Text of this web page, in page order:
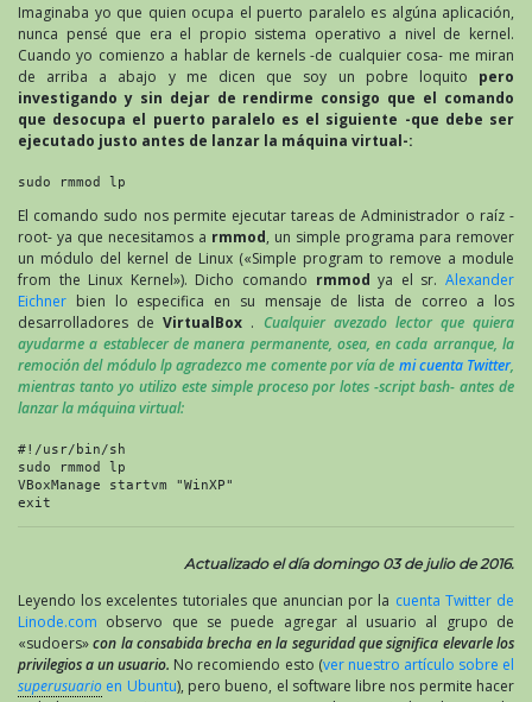
Imaginaba yo que quien ocupa el puerto paralelo es algúna aplicación,
nunca pensé que era el propio sistema operativo a nivel de kernel.
Cuando yo comienzo a hablar de kernels -de cualquier cosa- me miran
de arriba a abajo y me dicen que soy un pobre loquito pero
investigando y sin dejar de rendirme consigo que el comando
que desocupa el puerto paralelo es el siguiente -que debe ser
ejecutado justo antes de lanzar la máquina virtual-:
sudo rmmod lp
El comando sudo nos permite ejecutar tareas de Administrador o raíz -
root- ya que necesitamos a rmmod, un simple programa para remover
un módulo del kernel de Linux («Simple program to remove a module
from the Linux Kernel»). Dicho comando rmmod ya el sr.Alexander
Eichner bien lo especifica en su mensaje de lista de correo a los
desarrolladores deVirtualBox . Cualquier avezado lector que quiera
ayudarme a establecer de manera permanente, osea, en cada arranque, la
remoción del módulo lp agradezco me comente por vía de mi cuenta Twitter,
mientras tanto yo utilizo este simple proceso por lotes -script bash- antes de
lanzar la máquina virtual:
#!/usr/bin/sh
sudo rmmod lp
VBoxManage startvm "WinXP"
exit
Actualizado el día domingo 03 de julio de 2016.
Leyendo los excelentes tutoriales que anuncian por la cuenta Twitter de
Linode.com observo que se puede agregar al usuario al grupo de
«sudoers»con la consabida brecha en la seguridad que significa elevarle los
privilegios a un usuario. No recomiendo esto (ver nuestro artículo sobre el
superusuario en Ubuntu), pero bueno, el software libre nos permite hacer